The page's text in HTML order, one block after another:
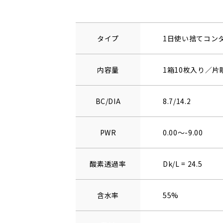
タイプ 1日使い捨てコン
内容量 1箱10枚入り／片
BC/DIA 8.7/14.2
PWR 0.00～-9.00
酸素透過率 Dk/L = 24.5
含水率 55%